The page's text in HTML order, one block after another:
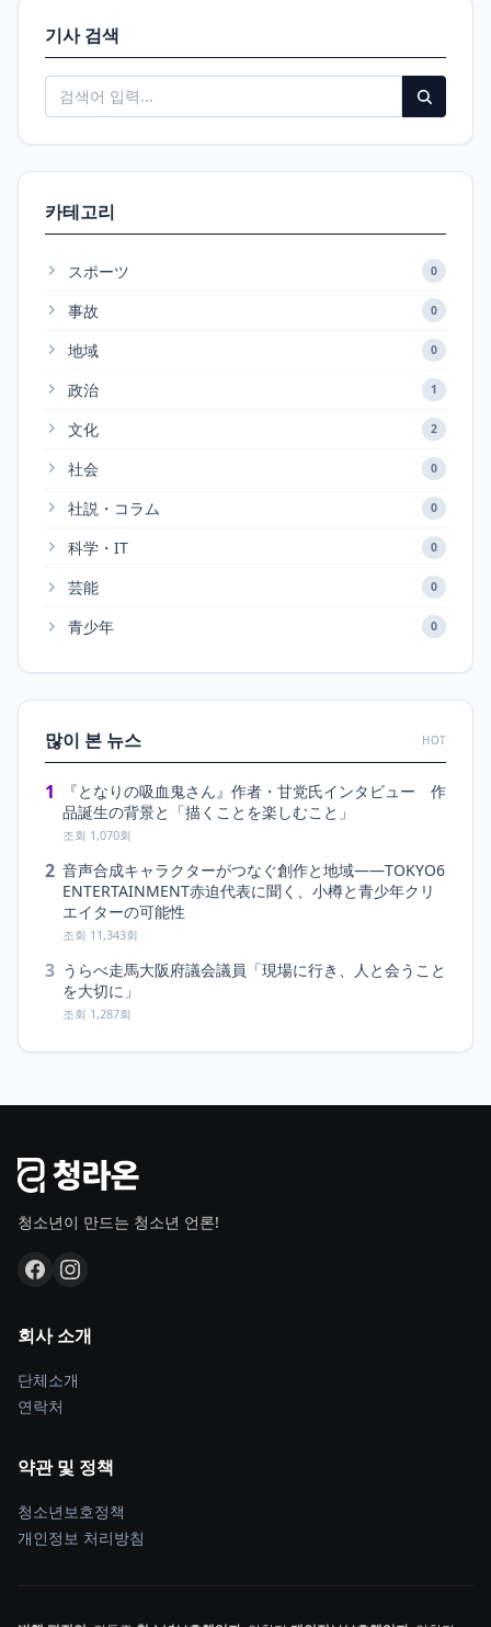
기사 검색
카테고리
スポーツ 0
事故 0
地域 0
政治 1
文化 2
社会 0
社説・コラム 0
科学・IT 0
芸能 0
青少年 0
많이 본 뉴스 HOT
1
『となりの吸血鬼さん』作者・甘党氏インタビュー 作
品誕生の背景と「描くことを楽しむこと」
조회 1,070회
2 音声合成キャラクターがつなぐ創作と地域――TOKYO6
ENTERTAINMENT赤迫代表に聞く、小樽と青少年クリ
エイターの可能性
조회 11,343회
3 うらべ走馬大阪府議会議員「現場に行き、人と会うこと
を大切に」
조회 1,287회
청소년이 만드는 청소년 언론!
회사 소개
단체소개
연락처
약관 및 정책
청소년보호정책
개인정보 처리방침